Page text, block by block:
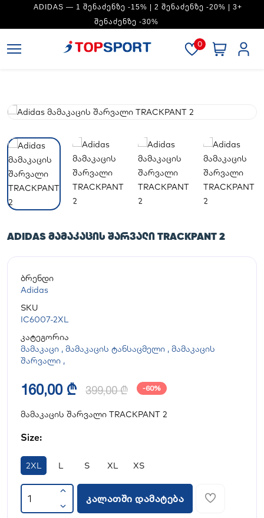
ADIDAS — 1 ᲨᲔᲜᲐᲫᲔᲜᲖᲔ -15% | 2 ᲨᲔᲜᲐᲫᲔᲜᲖᲔ -20% | 3+
ᲨᲔᲜᲐᲫᲔᲜᲖᲔ -30%
0
ADIDAS ᲛᲐᲛᲐᲙᲐᲪᲘᲡ ᲨᲐᲠᲕᲐᲚᲘ TRACKPANT 2
ბრენდი
Adidas
SKU
IC6007-2XL
კატეგორია
მამაკაცი , მამაკაცის ტანსაცმელი , მამაკაცის
შარვალი ,
160,00 ₾ 399,00 ₾ -60%
მამაკაცის შარვალი TRACKPANT 2
Size:
2XL L S XL XS
კალათში დამატება